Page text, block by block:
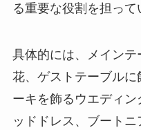
る重要な役割を担って
具体的には、メイン
花、ゲストテーブル
ーキを飾るウエディ
ッドドレス、ブート